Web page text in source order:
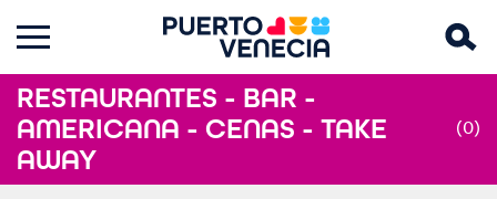
RESTAURANTES - BAR -
AMERICANA - CENAS - TAKE
AWAY
(0)